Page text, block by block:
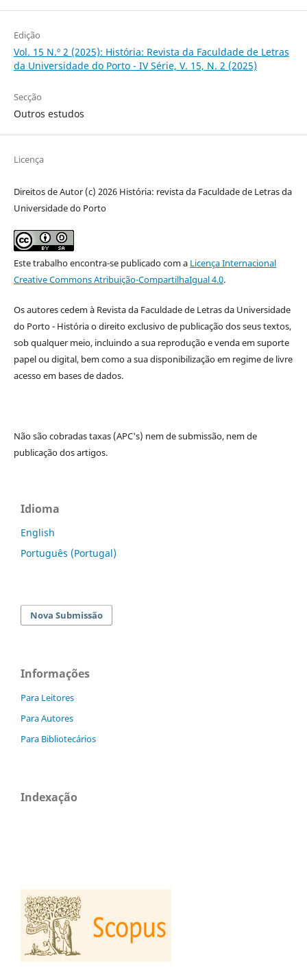
Edição
Vol. 15 N.º 2 (2025): História: Revista da Faculdade de Letras
da Universidade do Porto - IV Série, V. 15, N. 2 (2025)
Secção
Outros estudos
Licença
Direitos de Autor (c) 2026 História: revista da Faculdade de Letras da
Universidade do Porto
Este trabalho encontra-se publicado com a Licença Internacional
Creative Commons Atribuição-CompartilhaIgual 4.0.
Os autores cedem à Revista da Faculdade de Letras da Universidade
do Porto - Históriao direito exclusivo de publicação dos seus textos,
sob qualquer meio, incluindo a sua reprodução e venda em suporte
papel ou digital, bem como a sua disponibilização em regime de livre
acesso em bases de dados.
Não são cobradas taxas (APC's) nem de submissão, nem de
publicação dos artigos.
Idioma
English
Português (Portugal)
Nova Submissão
Informações
Para Leitores
Para Autores
Para Bibliotecários
Indexação